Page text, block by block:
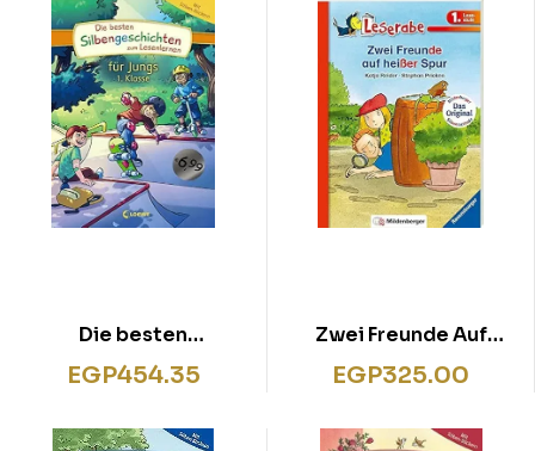
Die besten
Silbengeschichten
zum Lesenlernen für
EGP454.35
Zwei Freunde Auf
Heisser Spur
EGP325.00